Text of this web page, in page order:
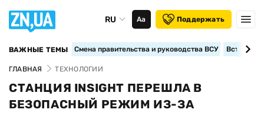
RU Аа Поддержать
ВАЖНЫЕ ТЕМЫ Смена правительства и руководства ВСУ
ГЛАВНАЯ ТЕХНОЛОГИИ
СТАНЦИЯ INSIGHT ПЕРЕШЛА В
БЕЗОПАСНЫЙ РЕЖИМ ИЗ-ЗА